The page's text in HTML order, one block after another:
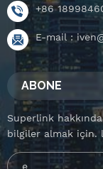
+86
E-mail :
ABONE
Superlink
bilgiler almak için.